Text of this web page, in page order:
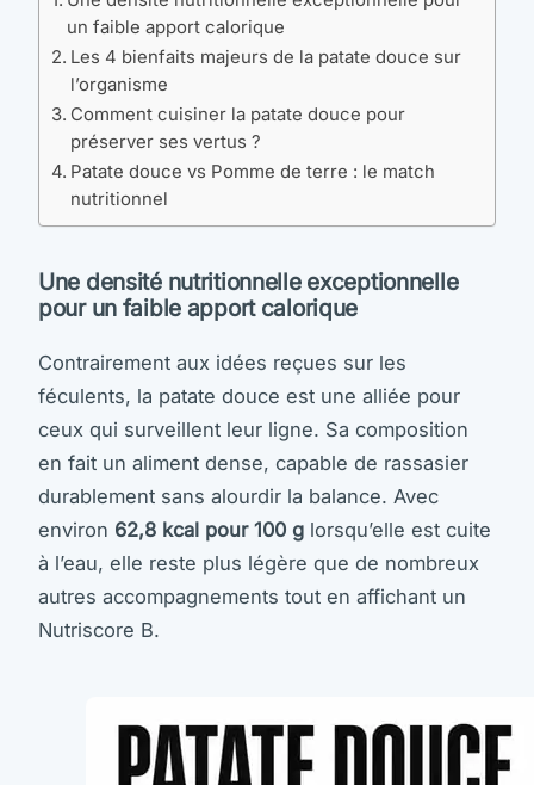
un faible apport calorique
Les 4 bienfaits majeurs de la patate douce sur
l’organisme
Comment cuisiner la patate douce pour
préserver ses vertus ?
Patate douce vs Pomme de terre : le match
nutritionnel
Une densité nutritionnelle exceptionnelle
pour un faible apport calorique
Contrairement aux idées reçues sur les
féculents, la patate douce est une alliée pour
ceux qui surveillent leur ligne. Sa composition
en fait un aliment dense, capable de rassasier
durablement sans alourdir la balance. Avec
environ 62,8 kcal pour 100 g lorsqu’elle est cuite
à l’eau, elle reste plus légère que de nombreux
autres accompagnements tout en affichant un
Nutriscore B.